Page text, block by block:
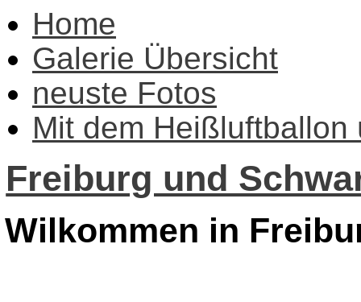
Home
Galerie Übersicht
neuste Fotos
Mit dem Heißluftballon
Freiburg und
Wilkommen in